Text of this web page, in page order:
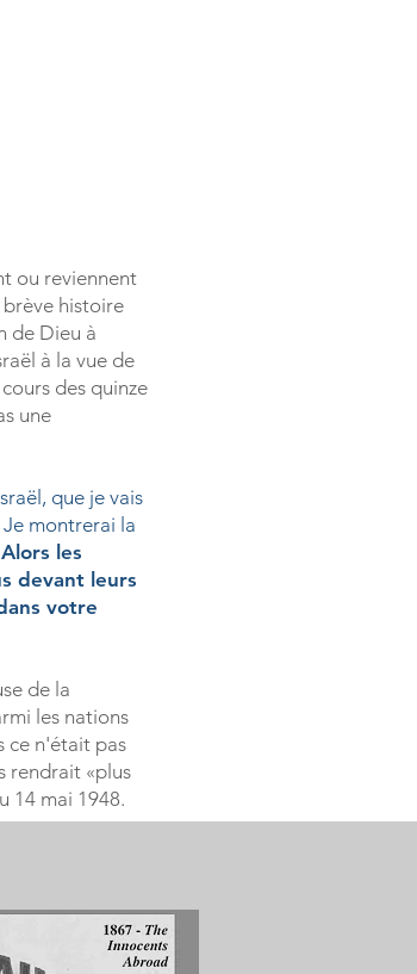
ou reviennent
histoire
de Dieu à
à la vue de
des quinze
une
que je vais
Je montrerai la
Alors les
devant leurs
votre
de la
les nations
ce n'était pas
rendrait «plus
14 mai 1948.